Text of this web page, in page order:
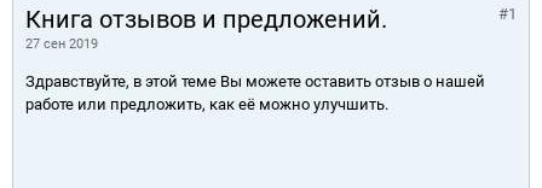
Книга отзывов и предложений.
27 сен 2019
#1
Здравствуйте, в этой теме Вы можете оставить отзыв о нашей
работе или предложить, как её можно улучшить.